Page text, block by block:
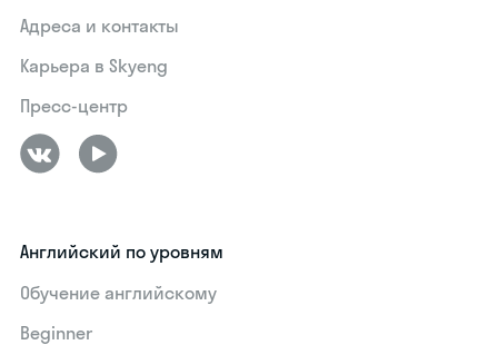
Адреса и контакты
Карьера в Skyeng
Пресс-центр
Английский по уровням
Обучение английскому
Beginner